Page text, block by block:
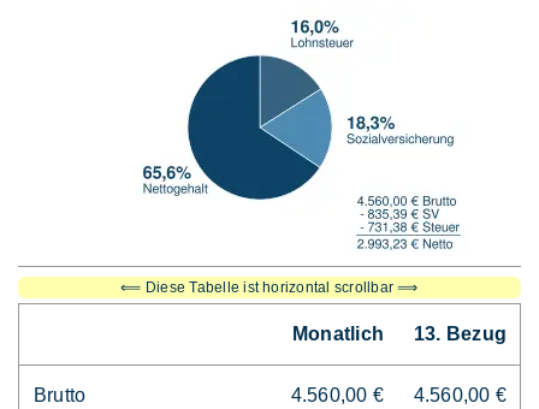
⟸ Diese Tabelle ist horizontal scrollbar ⟹
Monatlich 13. Bezug
Brutto 4.560,00 € 4.560,00 €